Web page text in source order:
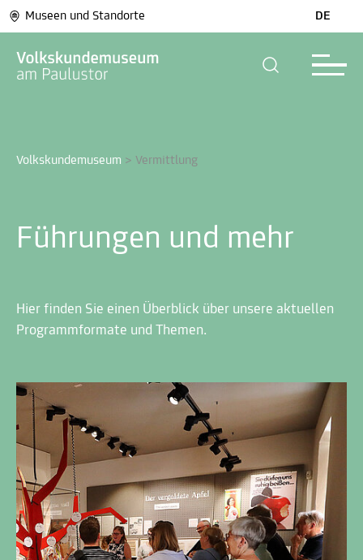
Museen und Standorte DE
Volkskundemuseum > Vermittlung
Führungen und mehr
Hier finden Sie einen Überblick über unsere aktuellen
Programmformate und Themen.